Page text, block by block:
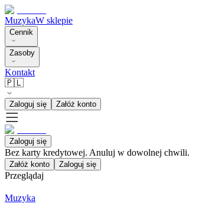
MuzykaW sklepie
Cennik
Zasoby
Kontakt
🇵🇱
Zaloguj się Załóż konto
Zaloguj się
Bez karty kredytowej. Anuluj w dowolnej chwili.
Załóż konto Zaloguj się
Przeglądaj
Muzyka